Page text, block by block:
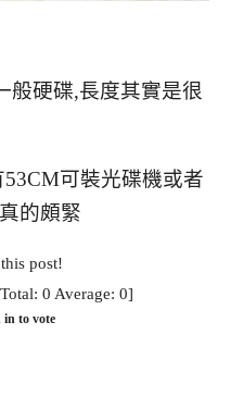
般硬碟,長度其實是很
可裝光碟機或者
的頗緊
post!
0 Average: 0]
in to vote